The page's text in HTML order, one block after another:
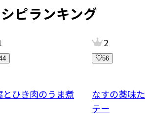
ピランキング
とひき肉のうま煮
2
56
なすの薬味た
テー